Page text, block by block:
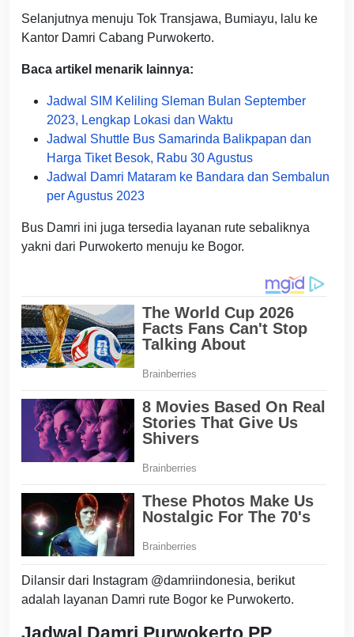
Selanjutnya menuju Tok Transjawa, Bumiayu, lalu ke
Kantor Damri Cabang Purwokerto.
Baca artikel menarik lainnya:
Jadwal SIM Keliling Sleman Bulan September
2023, Lengkap Lokasi dan Waktu
Jadwal Shuttle Bus Samarinda Balikpapan dan
Harga Tiket Besok, Rabu 30 Agustus
Jadwal Damri Mataram ke Bandara dan Sembalun
per Agustus 2023
Bus Damri ini juga tersedia layanan rute sebaliknya
yakni dari Purwokerto menuju ke Bogor.
Dilansir dari Instagram @damriindonesia, berikut
adalah layanan Damri rute Bogor ke Purwokerto.